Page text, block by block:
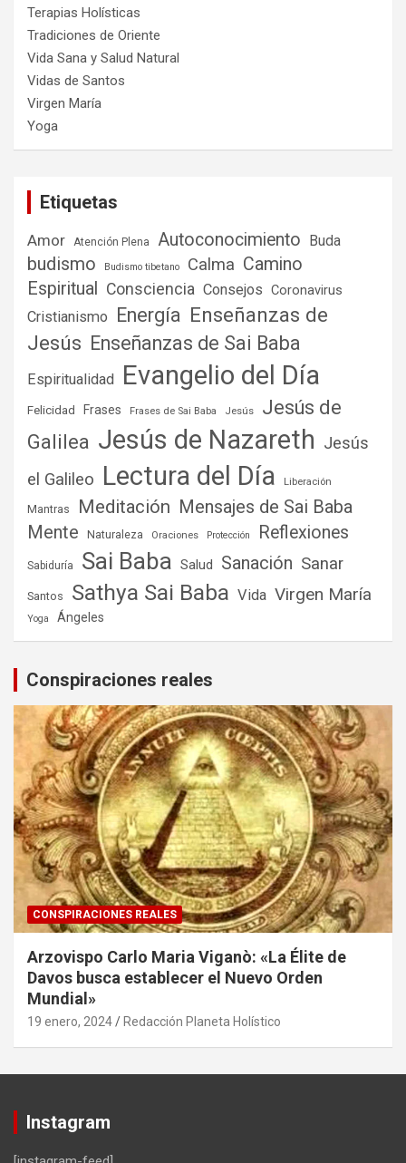
Terapias Holísticas
Tradiciones de Oriente
Vida Sana y Salud Natural
Vidas de Santos
Virgen María
Yoga
Etiquetas
Amor Atención Plena Autoconocimiento Buda
budismo Budismo tibetano Calma Camino
Espiritual
Consciencia Consejos Coronavirus
Cristianismo Energía Enseñanzas de
Jesús Enseñanzas de Sai Baba
Espiritualidad Evangelio del Día
Felicidad Frases Frases de Sai Baba Jesús
Jesús de
Galilea Jesús de Nazareth Jesús
el Galileo Lectura del Día Liberación
Mantras Meditación Mensajes de Sai Baba
Mente
Naturaleza Oraciones Protección Reflexiones
Sabiduría Sai Baba Salud Sanación Sanar
Santos Sathya Sai Baba Vida Virgen María
Yoga Ángeles
Conspiraciones reales
CONSPIRACIONES REALES
Arzovispo Carlo Maria Viganò: «La Élite de
Davos busca establecer el Nuevo Orden
Mundial»
19 enero, 2024 Redacción Planeta Holístico
Instagram